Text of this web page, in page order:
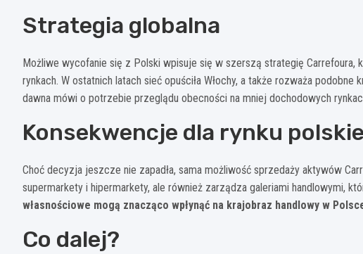
Strategia globalna
Możliwe wycofanie się z Polski wpisuje się w szerszą strategię Carrefoura,
rynkach. W ostatnich latach sieć opuściła Włochy, a także rozważa
dawna mówi o potrzebie przeglądu obecności na mniej dochodowych
Konsekwencje dla rynku
Choć decyzja jeszcze nie zapadła, sama możliwość sprzedaży aktywów
supermarkety i hipermarkety, ale również zarządza galeriami handlowymi,
własnościowe mogą znacząco wpłynąć na krajobraz handlowy w
Co dalej?